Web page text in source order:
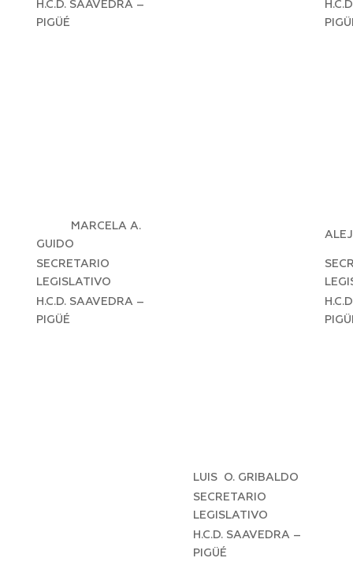
H.C.D. SAAVEDRA –
PIGÜÉ
MARCELA A.
GUIDO
SECRETARIO
LEGISLATIVO
H.C.D. SAAVEDRA –
PIGÜÉ
LUIS O. GRIBALDO
SECRETARIO
LEGISLATIVO
H.C.D. SAAVEDRA –
PIGÜÉ